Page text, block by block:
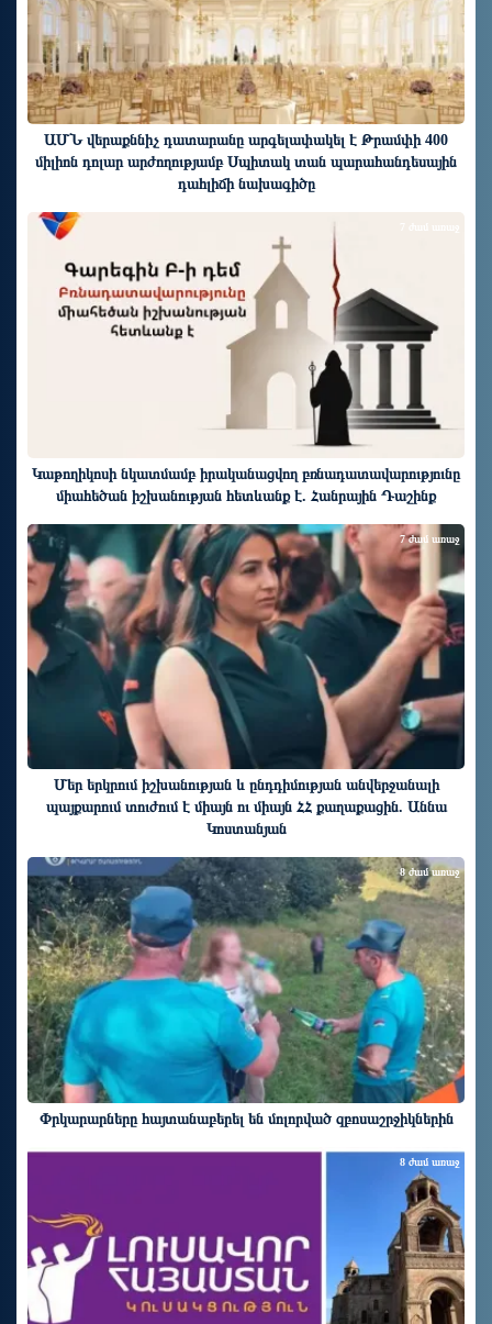
ԱՄՆ վերաքննիչ դատարանը արգելափակել է Թրամփի 400
միլիոն դոլար արժողությամբ Սպիտակ տան պարահանդեսային
դահլիճի նախագիծը
Կաթողիկոսի նկատմամբ իրականացվող բռնադատավարությունը
միահեծան իշխանության հետևանք է. Հանրային Դաշինք
Մեր երկրում իշխանության և ընդդիմության անվերջանալի
պայքարում տուժում է միայն ու միայն ՀՀ քաղաքացին. Աննա
Կոստանյան
7 ժամ առաջ
Փրկարարները հայտանաբերել են մոլորված զբոսաշրջիկներին
8 ժամ առաջ
8 ժամ առաջ